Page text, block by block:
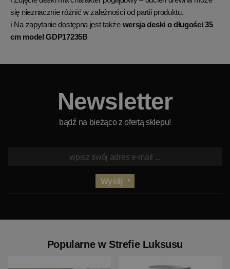
się nieznacznie różnić w zależności od partii produktu.
ℹ️ Na zapytanie dostępna jest także wersja deski o długości 35
cm model GDP17235B
Newsletter
bądź na bieżąco z ofertą sklepu!
Wyślij
Popularne w Strefie Luksusu